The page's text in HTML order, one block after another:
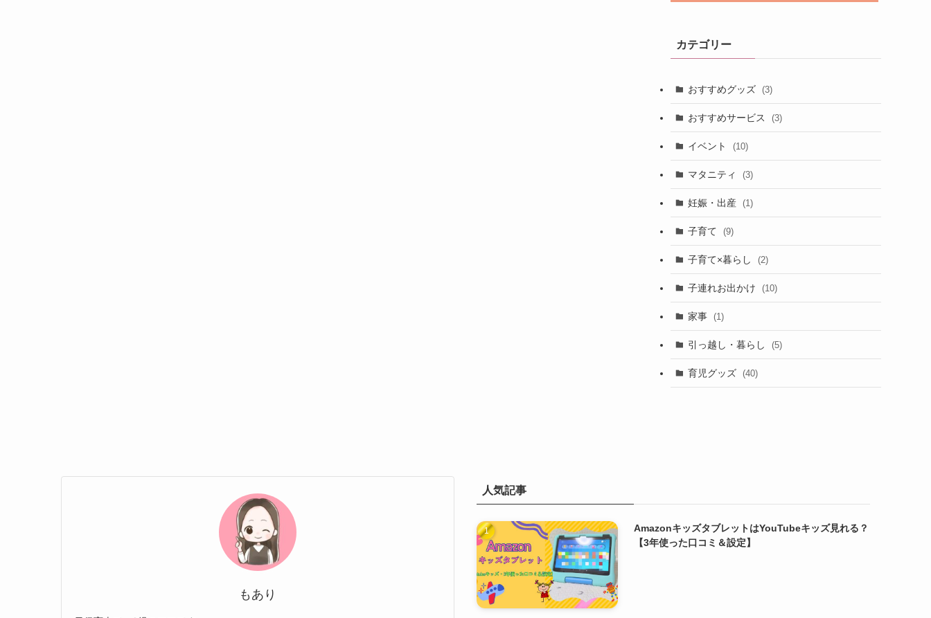
カテゴリー
おすすめグッズ (3)
おすすめサービス (3)
イベント (10)
マタニティ (3)
妊娠・出産 (1)
子育て (9)
子育て×暮らし (2)
子連れお出かけ (10)
家事 (1)
引っ越し・暮らし (5)
育児グッズ (40)
もあり
人気記事
AmazonキッズタブレットはYouTubeキッズ見れる？
【3年使った口コミ＆設定】